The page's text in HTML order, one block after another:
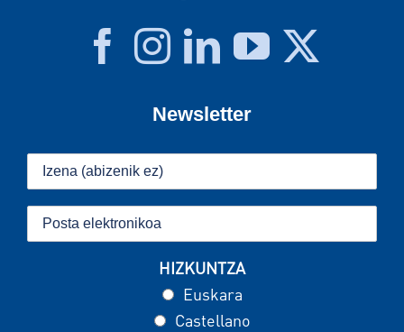
Newsletter
HIZKUNTZA
Euskara
Castellano